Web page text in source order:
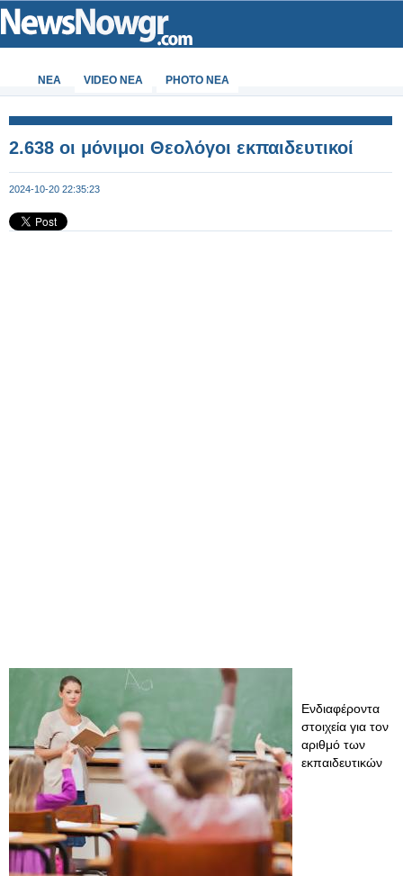
ΝΕΑ VIDEO NEA PHOTO NEA
2.638 οι μόνιμοι Θεολόγοι εκπαιδευτικοί
2024-10-20 22:35:23
Ενδιαφέροντα
στοιχεία για τον
αριθμό των
εκπαιδευτικών